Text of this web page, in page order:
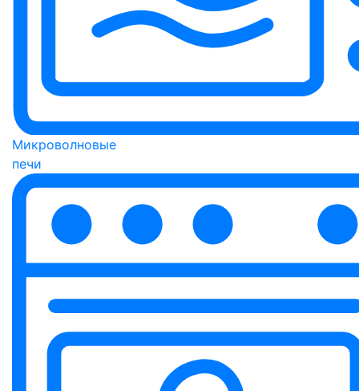
Микроволновые
печи